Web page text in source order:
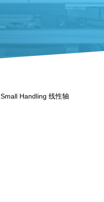
Small Handling 线性轴